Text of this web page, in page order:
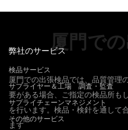
厦門で
厦門での出張検品では、品質管理
要がある場合、ご指定の検品所も
を行います。検品・検針を通して
ます
弊社のサービス
検品サービス
サプライヤー＆工場 調査・監査
サプライチェーンマネジメント
その他のサービス